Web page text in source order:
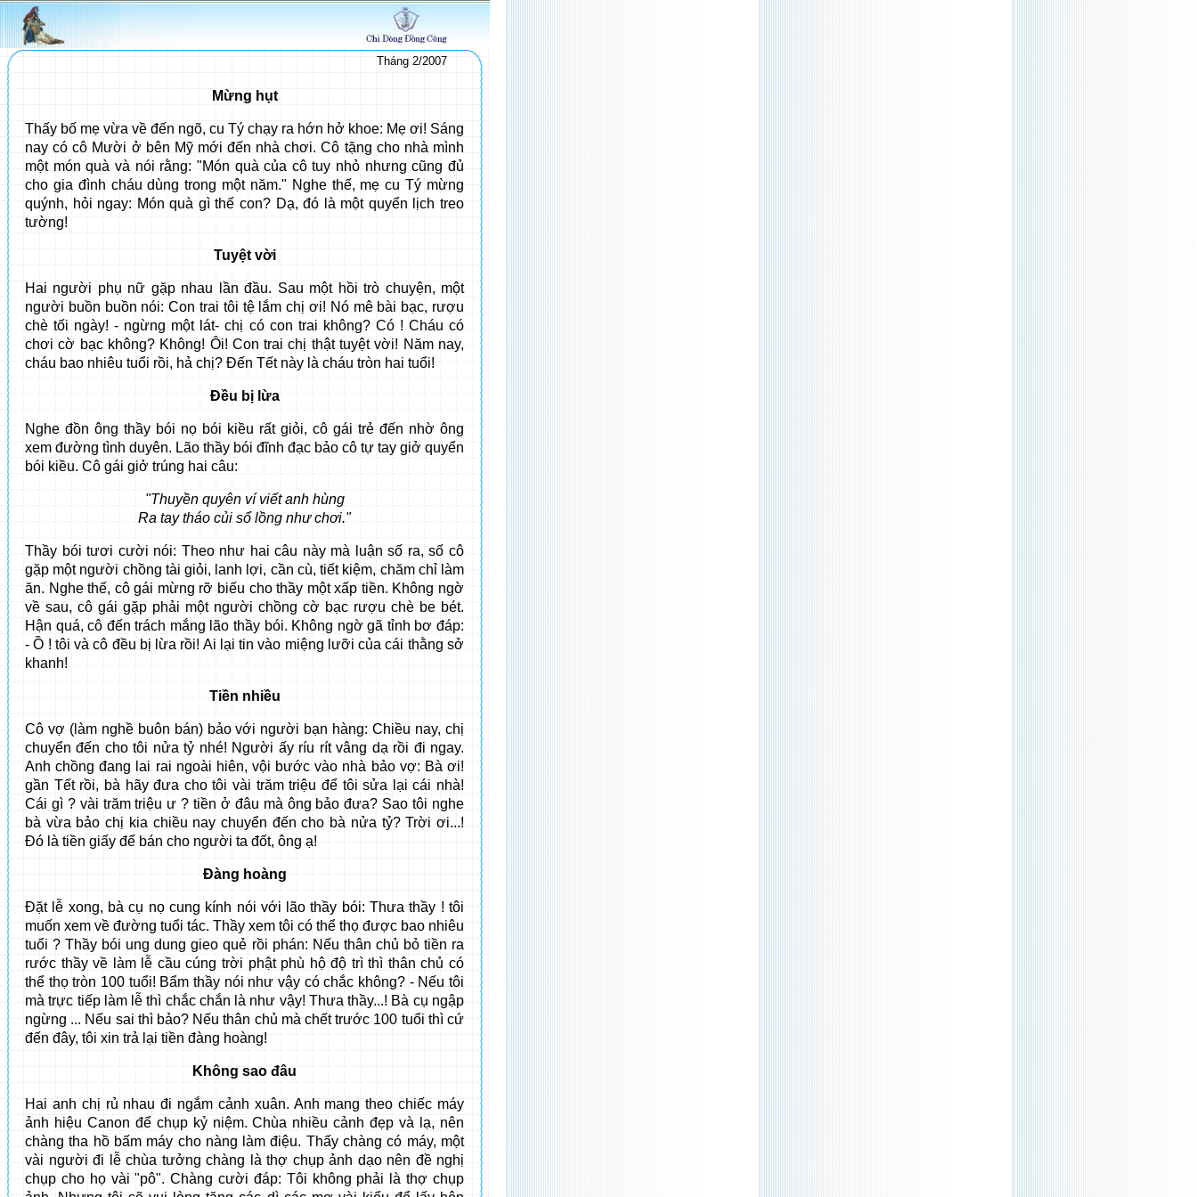
Tháng 2/2007
Mừng hụt
Thấy bố mẹ vừa về đến ngõ, cu Tý chạy ra hớn hở khoe: Mẹ ơi! Sáng
nay có cô Mười ở bên Mỹ mới đến nhà chơi. Cô tặng cho nhà mình
một món quà và nói rằng: "Món quà của cô tuy nhỏ nhưng cũng đủ
cho gia đình cháu dùng trong một năm." Nghe thế, mẹ cu Tý mừng
quýnh, hỏi ngay: Món quà gì thế con? Dạ, đó là một quyển lịch treo
tường!
Tuyệt vời
Hai người phụ nữ gặp nhau lần đầu. Sau một hồi trò chuyện, một
người buồn buồn nói: Con trai tôi tệ lắm chị ơi! Nó mê bài bạc, rượu
chè tối ngày! - ngừng một lát- chị có con trai không? Có ! Cháu có
chơi cờ bạc không? Không! Ôi! Con trai chị thật tuyệt vời! Năm nay,
cháu bao nhiêu tuổi rồi, hả chị? Đến Tết này là cháu tròn hai tuổi!
Đều bị lừa
Nghe đồn ông thầy bói nọ bói kiều rất giỏi, cô gái trẻ đến nhờ ông
xem đường tình duyên. Lão thầy bói đĩnh đạc bảo cô tự tay giở quyển
bói kiều. Cô gái giở trúng hai câu:
"Thuyền quyên ví viết anh hùng
Ra tay tháo củi sổ lồng như chơi."
Thầy bói tươi cười nói: Theo như hai câu này mà luận số ra, số cô
gặp một người chồng tài giỏi, lanh lợi, cần cù, tiết kiệm, chăm chỉ làm
ăn. Nghe thế, cô gái mừng rỡ biếu cho thầy một xấp tiền. Không ngờ
về sau, cô gái gặp phải một người chồng cờ bạc rượu chè be bét.
Hận quá, cô đến trách mắng lão thầy bói. Không ngờ gã tỉnh bơ đáp:
- Ồ ! tôi và cô đều bị lừa rồi! Ai lại tin vào miệng lưỡi của cái thằng sở
khanh!
Tiền nhiều
Cô vợ (làm nghề buôn bán) bảo với người bạn hàng: Chiều nay, chị
chuyển đến cho tôi nửa tỷ nhé! Người ấy ríu rít vâng dạ rồi đi ngay.
Anh chồng đang lai rai ngoài hiên, vội bước vào nhà bảo vợ: Bà ơi!
gần Tết rồi, bà hãy đưa cho tôi vài trăm triệu để tôi sửa lại cái nhà!
Cái gì ? vài trăm triệu ư ? tiền ở đâu mà ông bảo đưa? Sao tôi nghe
bà vừa bảo chị kia chiều nay chuyển đến cho bà nửa tỷ? Trời ơi...!
Đó là tiền giấy để bán cho người ta đốt, ông ạ!
Đàng hoàng
Đặt lễ xong, bà cụ nọ cung kính nói với lão thầy bói: Thưa thầy ! tôi
muốn xem về đường tuổi tác. Thầy xem tôi có thể thọ được bao nhiêu
tuổi ? Thầy bói ung dung gieo quẻ rồi phán: Nếu thân chủ bỏ tiền ra
rước thầy về làm lễ cầu cúng trời phật phù hộ độ trì thì thân chủ có
thể thọ tròn 100 tuổi! Bẩm thầy nói như vậy có chắc không? - Nếu tôi
mà trực tiếp làm lễ thì chắc chắn là như vậy! Thưa thầy...! Bà cụ ngập
ngừng ... Nếu sai thì bảo? Nếu thân chủ mà chết trước 100 tuổi thì cứ
đến đây, tôi xin trả lại tiền đàng hoàng!
Không sao đâu
Hai anh chị rủ nhau đi ngắm cảnh xuân. Anh mang theo chiếc máy
ảnh hiệu Canon để chụp kỷ niệm. Chùa nhiều cảnh đẹp và lạ, nên
chàng tha hồ bấm máy cho nàng làm điệu. Thấy chàng có máy, một
vài người đi lễ chùa tưởng chàng là thợ chụp ảnh dạo nên đề nghị
chụp cho họ vài "pô". Chàng cười đáp: Tôi không phải là thợ chụp